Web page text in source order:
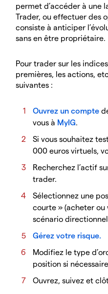
permet d’accéder à une
Trader, ou effectuer des
consiste à anticiper
sans en être propriétaire.
Pour trader sur les
premières, les actions,
suivantes :
Ouvrez un compte
vous à MyIG
Si vous souhaitez
000 euros virtuels,
Recherchez l’actif
trader.
Sélectionnez une
courte » (acheter ou
scénario directionnel.
Gérez votre risque.
Modifiez le type
position si nécessaire.
Ouvrez, suivez et